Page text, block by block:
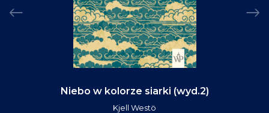
Niebo w kolorze siarki (wyd.2)
Kjell Westö